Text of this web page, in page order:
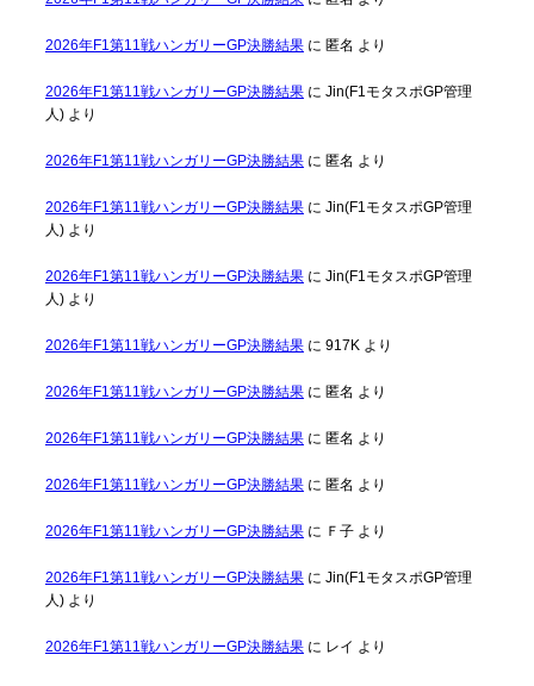
2026年F1第11戦ハンガリーGP決勝結果に 匿名 より
2026年F1第11戦ハンガリーGP決勝結果に Jin(F1モタスポGP管理
人)より
2026年F1第11戦ハンガリーGP決勝結果に 匿名 より
2026年F1第11戦ハンガリーGP決勝結果に Jin(F1モタスポGP管理
人)より
2026年F1第11戦ハンガリーGP決勝結果に Jin(F1モタスポGP管理
人)より
2026年F1第11戦ハンガリーGP決勝結果に 917K より
2026年F1第11戦ハンガリーGP決勝結果に 匿名 より
2026年F1第11戦ハンガリーGP決勝結果に 匿名 より
2026年F1第11戦ハンガリーGP決勝結果に 匿名 より
2026年F1第11戦ハンガリーGP決勝結果に Ｆ子より
2026年F1第11戦ハンガリーGP決勝結果に Jin(F1モタスポGP管理
人)より
2026年F1第11戦ハンガリーGP決勝結果に レイ より